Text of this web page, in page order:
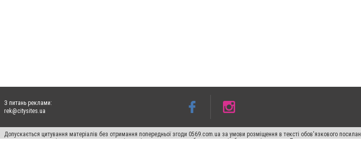
З питань реклами:
rek@citysites.ua
Допускається цитування матеріалів без отримання попередньої згоди 0569.com.ua за умови розміщення в тексті обов'язкового
пошукових систем гіперпосилання на цитовані статті не нижче другого абзацу в тексті або в якості джерела. Порушення виняткових